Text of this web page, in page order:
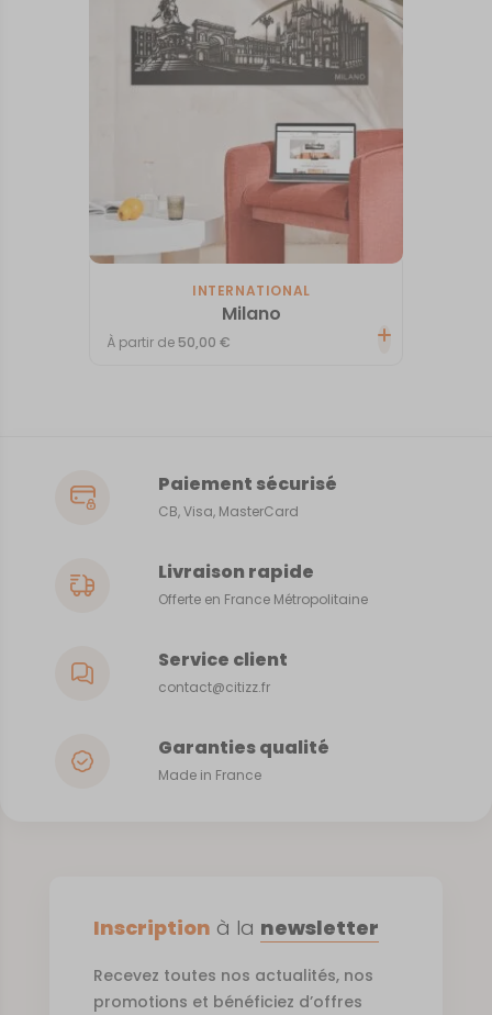
INTERNATIONAL
Milano
À partir de 50,00€
Paiement sécurisé
CB, Visa, MasterCard
Livraison rapide
Offerte en France Métropolitaine
Service client
contact@citizz.fr
Garanties qualité
Made in France
Inscription à la newsletter
Recevez toutes nos actualités, nos
promotions et bénéficiez d’offres